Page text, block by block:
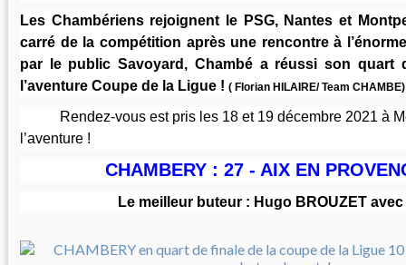
Les Chambériens rejoignent le PSG, Nantes et
carré de la compétition après une rencontre à
par le public Savoyard, Chambé a réussi son quart
l’aventure Coupe de la Ligue ! ( Florian HILAIRE/ Team CHAMBE)
Rendez-vous est pris les 18 et 19 décembre 2021 à
l’aventure !
CHAMBERY : 27 - AIX EN
Le meilleur buteur : Hugo BROUZET